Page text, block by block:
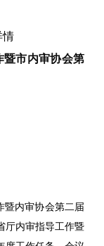
情
暨市内审协会第
内审协会第二届
厅内审指导工作暨